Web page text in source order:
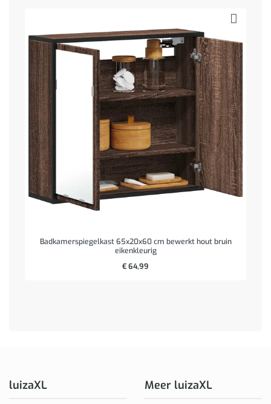
Badkamerspiegelkast 65x20x60 cm bewerkt hout bruin
eikenkleurig
€64,99
luizaXL Meer luizaXL